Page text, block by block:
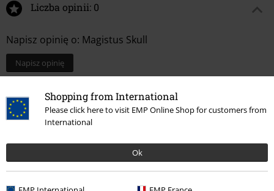
Shopping from International
Please click here to visit EMP Online Shop for customers from
International
Ok
Liczba opinii: 0
Napisz opinię o: Magistus Skull
Napisz opinię